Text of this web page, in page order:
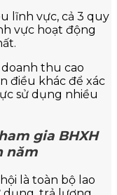
lĩnh vực, cả 3 quy
vực hoạt động
thu cao
điều khác để xác
sử dụng nhiều
gia BHXH
năm
là toàn bộ lao